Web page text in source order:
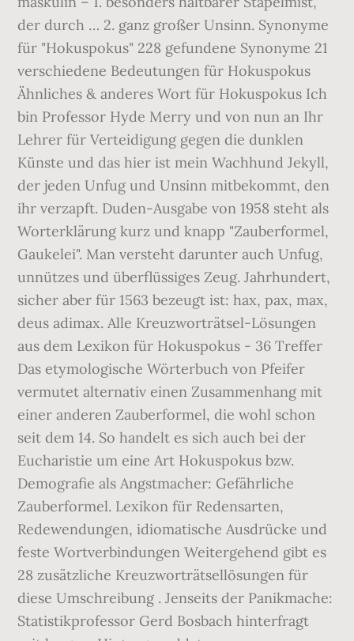
der durch … 2. ganz großer Unsinn. Synonyme
für "Hokuspokus" 228 gefundene Synonyme 21
verschiedene Bedeutungen für Hokuspokus
Ähnliches & anderes Wort für Hokuspokus Ich
bin Professor Hyde Merry und von nun an Ihr
Lehrer für Verteidigung gegen die dunklen
Künste und das hier ist mein Wachhund Jekyll,
der jeden Unfug und Unsinn mitbekommt, den
ihr verzapft. Duden-Ausgabe von 1958 steht als
Worterklärung kurz und knapp "Zauberformel,
Gaukelei". Man versteht darunter auch Unfug,
unnützes und überflüssiges Zeug. Jahrhundert,
sicher aber für 1563 bezeugt ist: hax, pax, max,
deus adimax. Alle Kreuzworträtsel-Lösungen
aus dem Lexikon für Hokuspokus - 36 Treffer
Das etymologische Wörterbuch von Pfeifer
vermutet alternativ einen Zusammenhang mit
einer anderen Zauberformel, die wohl schon
seit dem 14. So handelt es sich auch bei der
Eucharistie um eine Art Hokuspokus bzw.
Demografie als Angstmacher: Gefährliche
Zauberformel. Lexikon für Redensarten,
Redewendungen, idiomatische Ausdrücke und
feste Wortverbindungen Weitergehend gibt es
28 zusätzliche Kreuzworträtsellösungen für
diese Umschreibung . Jenseits der Panikmache:
Statistikprofessor Gerd Bosbach hinterfragt